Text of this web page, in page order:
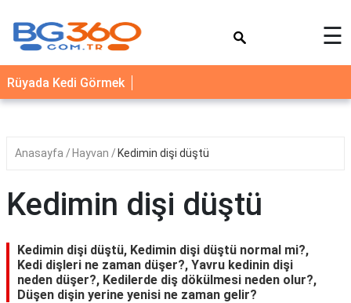
YEMEK
TARİFLERİ
SAĞLIK
☰
Rüyada Kedi Görmek
Anasayfa Hayvan Kedimin dişi düştü
Kedimin dişi düştü
Kedimin dişi düştü, Kedimin dişi düştü normal mi?,
Kedi dişleri ne zaman düşer?, Yavru kedinin dişi
neden düşer?, Kedilerde diş dökülmesi neden olur?,
Düşen dişin yerine yenisi ne zaman gelir?